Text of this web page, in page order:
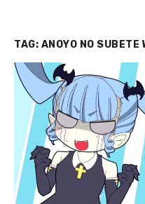
TAG: ANOYO NO SUBETE